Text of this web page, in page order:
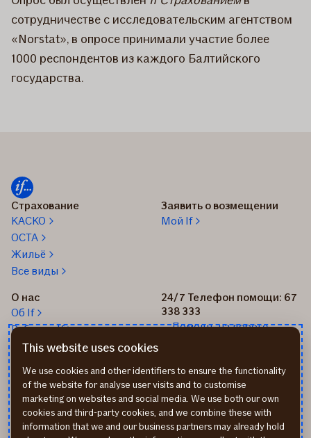
сотрудничестве с исследовательским агентством
«Norstat», в опросе принимали участие более
1000 респондентов из каждого Балтийского
государства.
Страхование
КАСКО
OCTA
Жильё
Все виды
Заявить о возмещении
Мой If
О нас
Об If
Работа в If
Новости
24/7 Телефон помощи: 67
338 333
Помощь на дороге
Наши офисы
Дистрибьюторы
страхования If
Реквизиты
This website uses cookies
We use cookies and other identifiers to ensure the functionality
of the website for analyse user visits and to customise
marketing on websites and social media. We use both our own
cookies and third-party cookies, and we combine these with
information that we and our business partners may already hold